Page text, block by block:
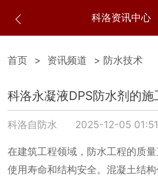
科洛资讯中心
首页 > 资讯频道 > 防水技术
科洛永凝液DPS防水剂的
科洛自防水 2025-12-05 01:51
在建筑工程领域，防水工程的质
使用寿命和结构安全。混凝土结